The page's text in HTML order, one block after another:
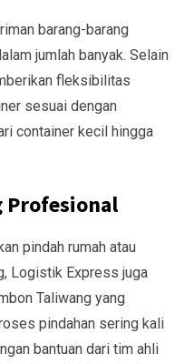
barang-barang
jumlah banyak. Selain
fleksibilitas
sesuai dengan
container kecil hingga
Profesional
pindah rumah atau
Logistik Express juga
Taliwang yang
pindahan sering kali
bantuan dari tim ahli